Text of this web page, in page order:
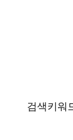
검색키워